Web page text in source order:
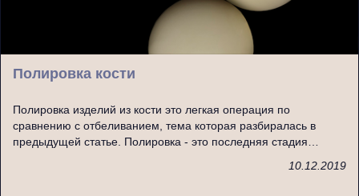
Полировка кости
Полировка изделий из кости это легкая операция по
сравнению с отбеливанием, тема которая разбиралась в
предыдущей статье. Полировка - это последняя стадия…
10.12.2019